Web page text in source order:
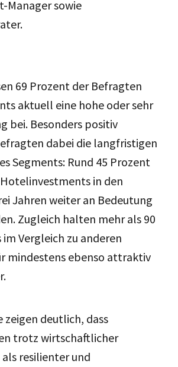
Manager sowie
69 Prozent der Befragten
aktuell eine hohe oder sehr
bei. Besonders positiv
dabei die langfristigen
Segments: Rund 45 Prozent
in den
Jahren weiter an Bedeutung
Zugleich halten mehr als 90
Vergleich zu anderen
mindestens ebenso attraktiv
zeigen deutlich, dass
trotz wirtschaftlicher
resilienter und